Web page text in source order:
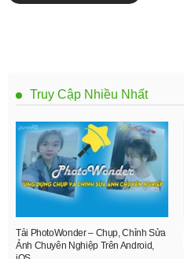
Truy Cập Nhiều Nhất
Tải PhotoWonder – Chụp, Chỉnh Sửa
Ảnh Chuyên Nghiệp Trên Android,